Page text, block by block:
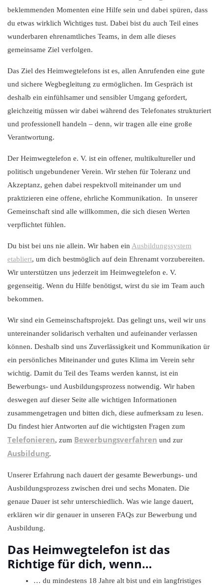
beklemmenden Momenten eine Hilfe sein und dabei spüren, dass
du etwas wirklich Wichtiges tust. Dabei bist du auch Teil eines
wunderbaren ehrenamtliches Teams, in dem alle dieses
gemeinsame Ziel verfolgen.
Das Ziel des Heimwegtelefons ist es, allen Anrufenden eine gute
und sichere Wegbegleitung zu ermöglichen. Im Gespräch ist
deshalb ein einfühlsamer und sensibler Umgang gefordert,
gleichzeitig müssen wir dabei während des Telefonates strukturiert
und professionell handeln – denn, wir tragen alle eine große
Verantwortung.
Der Heimwegtelefon e. V. ist ein offener, multikultureller und
politisch ungebundener Verein. Wir stehen für Toleranz und
Akzeptanz, gehen dabei respektvoll miteinander um und
praktizieren eine offene, ehrliche Kommunikation. In unserer
Gemeinschaft sind alle willkommen, die sich diesen Werten
verpflichtet fühlen.
Du bist bei uns nie allein. Wir haben ein Ausbildungssystem
etabliert, um dich bestmöglich auf dein Ehrenamt vorzubereiten.
Wir unterstützen uns jederzeit im Heimwegtelefon e. V.
gegenseitig. Wenn du Hilfe benötigst, wirst du sie im Team auch
bekommen.
Wir sind ein Gemeinschaftsprojekt. Das gelingt uns, weil wir uns
untereinander solidarisch verhalten und aufeinander verlassen
können. Deshalb sind uns Zuverlässigkeit und Kommunikation ür
ein persönliches Miteinander und gutes Klima im Verein sehr
wichtig. Damit du Teil des Teams werden kannst, ist ein
Bewerbungs- und Ausbildungsprozess notwendig. Wir haben
deswegen auf dieser Seite alle wichtigen Informationen
zusammengetragen und bitten dich, diese aufmerksam zu lesen.
Du findest hier Antworten auf die wichtigsten Fragen zum
Telefonieren, zum Bewerbungsverfahren und zur
Ausbildung.
Unserer Erfahrung nach dauert der gesamte Bewerbungs- und
Ausbildungsprozess zwischen drei und sechs Monaten. Die
genaue Dauer ist sehr unterschiedlich. Was wie lange dauert,
erklären wir dir genauer in unseren FAQs zur Bewerbung und
Ausbildung.
Das Heimwegtelefon ist das
Richtige für dich, wenn…
… du mindestens 18 Jahre alt bist und ein langfristiges